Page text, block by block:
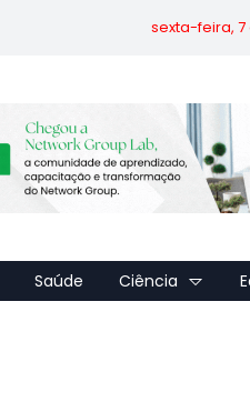
sexta-feira, 7
Saúde Ciência